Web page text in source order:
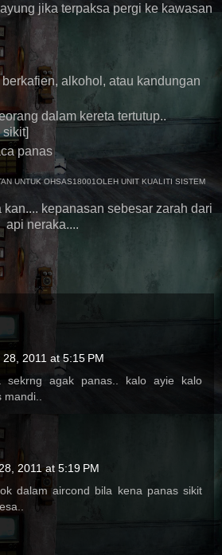
jika terpaksa pergi ke kawasan
alkohol, atau kandungan
dalam kereta tertutup..
panas
UNTUK OHSAS18001OLEH UNIT KUALITI SISTEM
kan.... kepanasan sebesar zarah dari
api neraka....
28, 2011 at 5:15 PM
sekrng agak panas.. kalo ayie kalo
mandi..
2011 at 5:19 PM
dalam aircond bila kena panas sikit